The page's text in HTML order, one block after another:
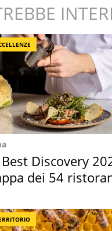
Discovery
dei 54